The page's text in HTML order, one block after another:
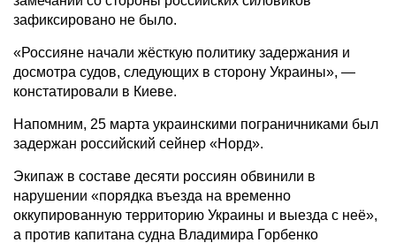
зафиксировано не было.
«Россияне начали жёсткую политику задержания и
досмотра судов, следующих в сторону Украины», —
констатировали в Киеве.
Напомним, 25 марта украинскими пограничниками был
задержан российский сейнер «Норд».
Экипаж в составе десяти россиян обвинили в
нарушении «порядка въезда на временно
оккупированную территорию Украины и выезда с неё»,
а против капитана судна Владимира Горбенко